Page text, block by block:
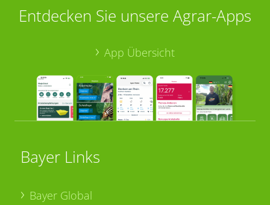
Entdecken Sie unsere Agrar-Apps
App Übersicht
Bayer Links
Bayer Global